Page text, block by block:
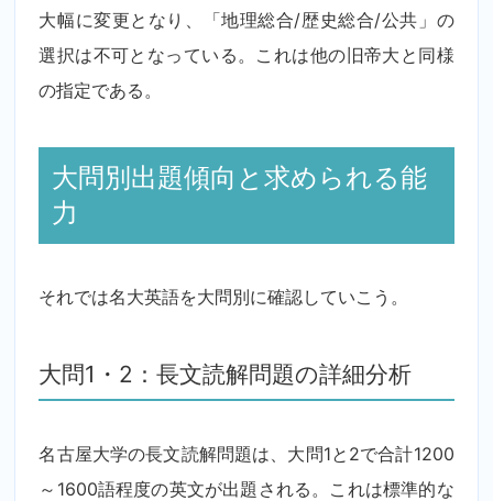
大幅に変更となり、「地理総合/歴史総合/公共」の
選択は不可となっている。これは他の旧帝大と同様
の指定である。
大問別出題傾向と求められる能
力
それでは名大英語を大問別に確認していこう。
大問1・2：長文読解問題の詳細分析
名古屋大学の長文読解問題は、大問1と2で合計1200
～1600語程度の英文が出題される。これは標準的な